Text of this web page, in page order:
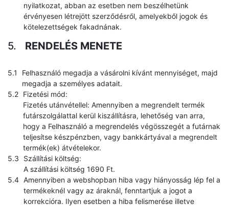
nyilatkozat, abban az esetben nem beszélhetünk
érvényesen létrejött szerződésről, amelyekből jogok és
kötelezettségek fakadnának.
RENDELÉS MENETE
Felhasználó megadja a vásárolni kívánt mennyiséget, majd
megadja a személyes adatait.
Fizetési mód:
Fizetés utánvétellel: Amennyiben a megrendelt termék
futárszolgálattal kerül kiszállításra, lehetőség van arra,
hogy a Felhasználó a megrendelés végösszegét a futárnak
teljesítse készpénzben, vagy bankkártyával a megrendelt
termék(ek) átvételekor.
Szállítási költség:
A szállítási költség 1690 Ft.
Amennyiben a webshopban hiba vagy hiányosság lép fel a
termékeknél vagy az áraknál, fenntartjuk a jogot a
korrekcióra. Ilyen esetben a hiba felismerése illetve